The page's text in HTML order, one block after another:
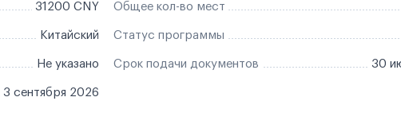
31200 CNY Общее кол-во мест
Китайский Статус программы
Не указано Срок подачи документов 30
3 сентября 2026